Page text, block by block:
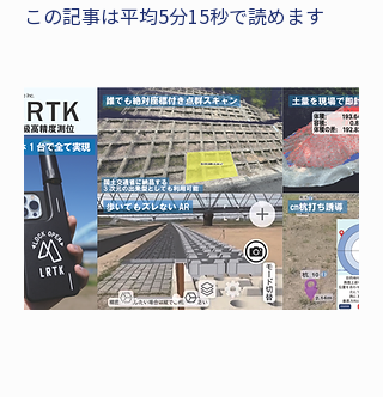
この記事は平均5分15秒で読めます